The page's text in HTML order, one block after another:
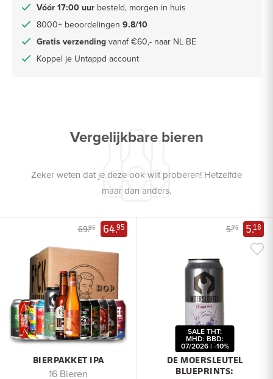
Vóór 17:00 uur besteld, morgen in huis
8000+ beoordelingen 9.8/10
Gratis verzending vanaf €60,- naar NL BE
Koppel je Untappd account
Vergelijkbare bieren
Zeker weten dat je deze ook wilt proberen! Hetzelfde
maar dan anders.
69.95 64.95
BIERPAKKET IPA
16 Bieren
5.75 5.18
DE MOERSLEUTEL
BLUEPRINTS:
SALE THT:
MHD: BBD:
07/2026 | -10%